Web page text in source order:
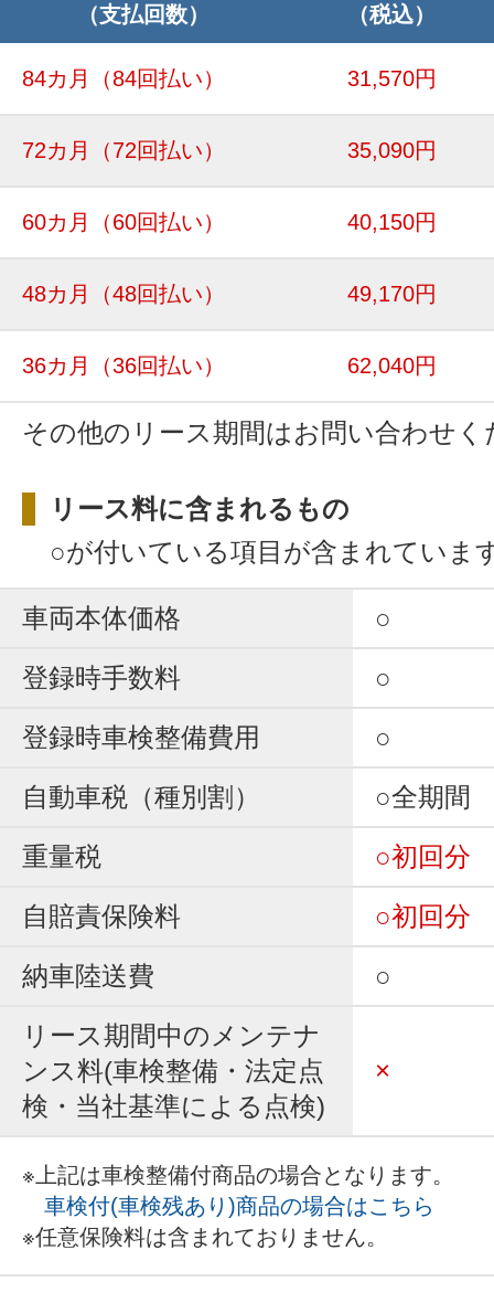
（支払回数）
（税込）
84カ月 （84回払い） 31,570円
72カ月 （72回払い） 35,090円
60カ月 （60回払い） 40,150円
48カ月 （48回払い） 49,170円
36カ月 （36回払い） 62,040円
その他のリース期間はお問い合わせく
リース料に含まれるもの
○が付いている項目が含まれていま
車両本体価格
○
登録時手数料
○
登録時車検整備費用
○
自動車税（種別割）
○全期間
重量税
○初回分
自賠責保険料
○初回分
納車陸送費
○
リース期間中のメンテナ
ンス料(車検整備・法定点
検・当社基準による点検)
×
※上記は車検整備付商品の場合となります。
車検付(車検残あり)商品の場合はこちら
※任意保険料は含まれておりません。